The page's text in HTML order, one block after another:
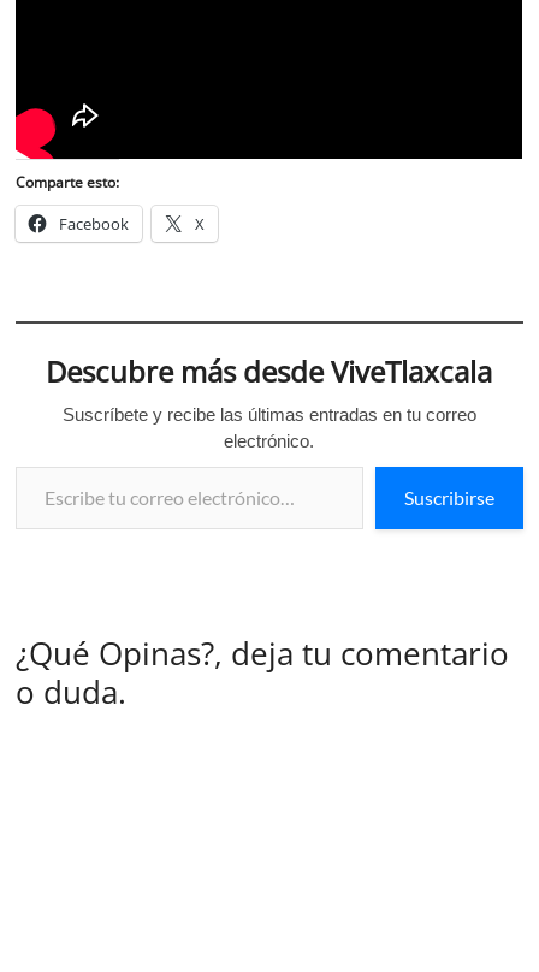
Comparte esto:
Facebook X
Descubre más desde ViveTlaxcala
Suscríbete y recibe las últimas entradas en tu correo
electrónico.
Escribe tu correo electrónico…
Suscribirse
¿Qué Opinas?, deja tu comentario
o duda.